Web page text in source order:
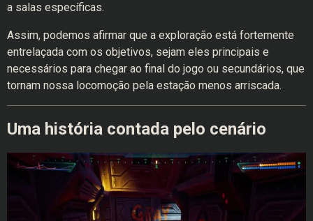
a salas específicas.
Assim, podemos afirmar que a exploração está fortemente
entrelaçada com os objetivos, sejam eles principais e
necessários para chegar ao final do jogo ou secundários, que
tornam nossa locomoção pela estação menos arriscada.
Uma história contada pelo cenário